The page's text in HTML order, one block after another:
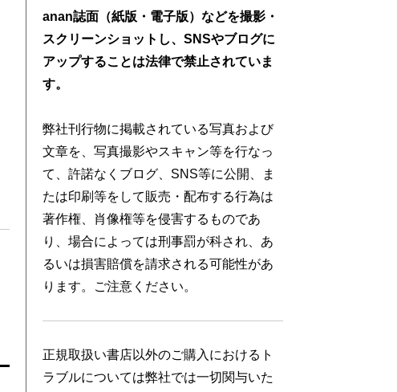
anan誌面（紙版・電子版）などを撮影・
スクリーンショットし、SNSやブログに
アップすることは法律で禁止されていま
す。
弊社刊行物に掲載されている写真および
文章を、写真撮影やスキャン等を行なっ
て、許諾なくブログ、SNS等に公開、ま
たは印刷等をして販売・配布する行為は
著作権、肖像権等を侵害するものであ
り、場合によっては刑事罰が科され、あ
るいは損害賠償を請求される可能性があ
ります。ご注意ください。
正規取扱い書店以外のご購入におけるト
ラブルについては弊社では一切関与いた